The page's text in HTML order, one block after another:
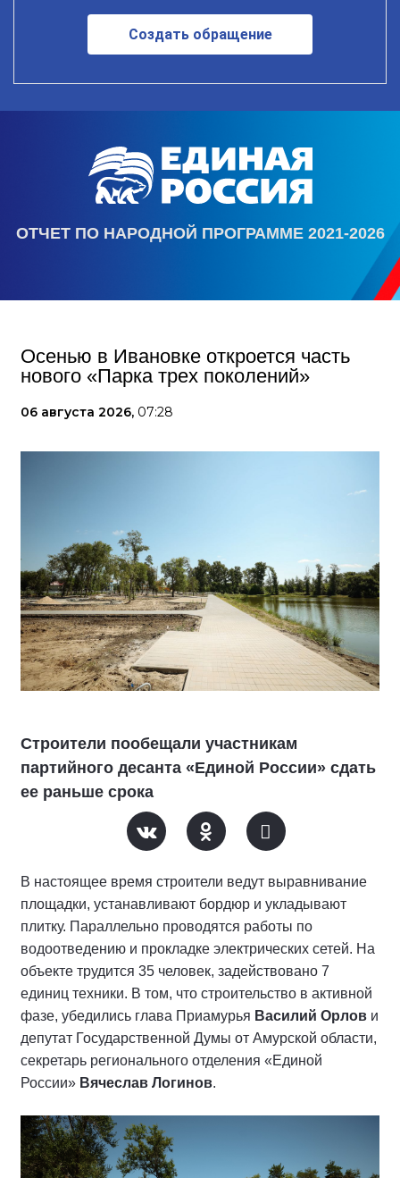
Создать обращение
ОТЧЕТ ПО НАРОДНОЙ ПРОГРАММЕ 2021-2026
Осенью в Ивановке откроется часть
нового «Парка трех поколений»
06 августа 2026, 07:28
Строители пообещали участникам
партийного десанта «Единой России» сдать
ее раньше срока
В настоящее время строители ведут выравнивание
площадки, устанавливают бордюр и укладывают
плитку. Параллельно проводятся работы по
водоотведению и прокладке электрических сетей. На
объекте трудится 35 человек, задействовано 7
единиц техники. В том, что строительство в активной
фазе, убедились глава Приамурья Василий Орлов и
депутат Государственной Думы от Амурской области,
секретарь регионального отделения «Единой
России» Вячеслав Логинов.